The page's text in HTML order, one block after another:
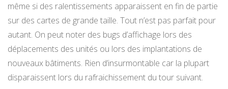
même si des ralentissements apparaissent en fin de partie
sur des cartes de grande taille. Tout n’est pas parfait pour
autant. On peut noter des bugs d’affichage lors des
déplacements des unités ou lors des implantations de
nouveaux bâtiments. Rien d’insurmontable car la plupart
disparaissent lors du rafraichissement du tour suivant.